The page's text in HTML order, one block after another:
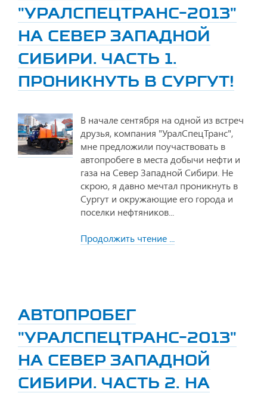
"УРАЛСПЕЦТРАНС-2013"
НА СЕВЕР ЗАПАДНОЙ
СИБИРИ. ЧАСТЬ 1.
ПРОНИКНУТЬ В СУРГУТ!
В начале сентября на одной из встреч
друзья, компания "УралСпецТранс",
мне предложили поучаствовать в
автопробеге в места добычи нефти и
газа на Север Западной Сибири. Не
скрою, я давно мечтал проникнуть в
Сургут и окружающие его города и
поселки нефтяников...
Продолжить чтение ...
АВТОПРОБЕГ
"УРАЛСПЕЦТРАНС-2013"
НА СЕВЕР ЗАПАДНОЙ
СИБИРИ. ЧАСТЬ 2. НА